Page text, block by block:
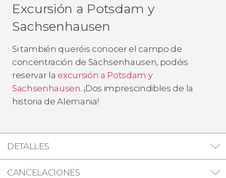
Excursión a Potsdam y
Sachsenhausen
Si también queréis conocer el campo de
concentración de Sachsenhausen, podéis
reservar la excursión a Potsdam y
Sachsenhausen. ¡Dos imprescindibles de la
historia de Alemania!
DETALLES
CANCELACIONES